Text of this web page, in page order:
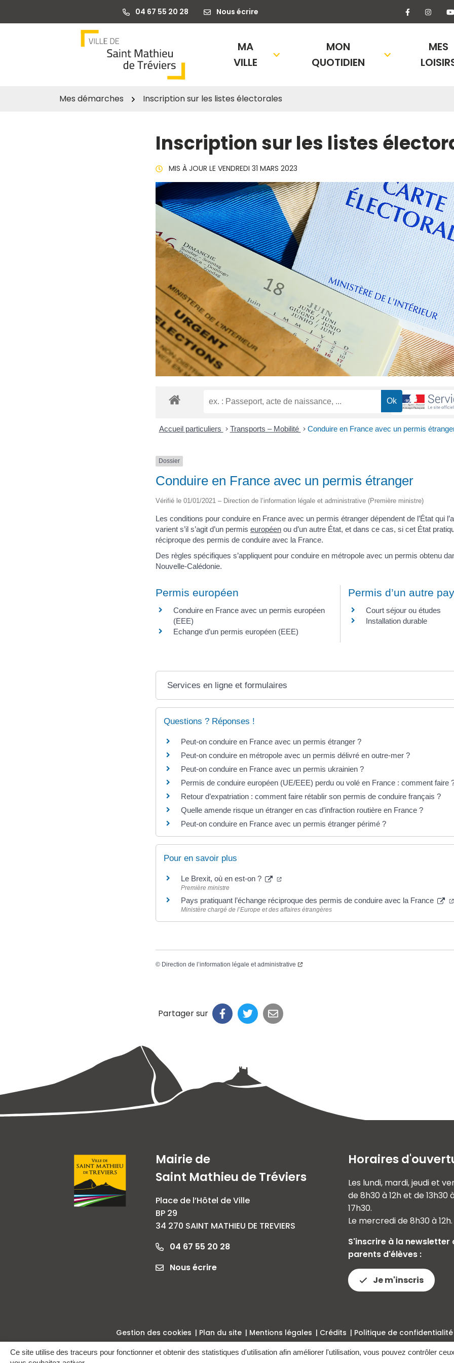
Ce site utilise des traceurs pour fonctionner et obtenir des statistiques d'utilisation afin améliorer l'utilisation, vous pouvez contrôler
04 67 55 20 28 Nous écrire Lien vers
Lien
MA
VILLE
MON
QUOTIDIEN
MES
Mes démarches Inscription sur les listes électorales
Inscription sur les listes
MIS À JOUR LE VENDREDI 31 MARS 2023
Accueil particuliers > Transports – Mobilité > Conduire en France avec un permis
Dossier
Conduire en France avec un permis étranger
Vérifié le 01/01/2021 – Direction de l’information légale et administrative (Première ministre)
Les conditions pour conduire en France avec un permis étranger dépendent de l’État qui
varient s’il s’agit d’un permis européen ou d’un autre État, et dans ce cas, si cet État
réciproque des permis de conduire avec la France.
Des règles spécifiques s’appliquent pour conduire en métropole avec un permis obtenu
Nouvelle-Calédonie.
Permis européen
Conduire en France avec un permis européen
(EEE)
Echange d’un permis européen (EEE)
Permis d’un autre
Court séjour ou études
Installation durable
Services en ligne et formulaires
Questions ? Réponses !
Peut-on conduire en France avec un permis étranger ?
Peut-on conduire en métropole avec un permis délivré en outre-mer ?
Peut-on conduire en France avec un permis ukrainien ?
Permis de conduire européen (UE/EEE) perdu ou volé en France : comment faire
Retour d’expatriation : comment faire rétablir son permis de conduire français ?
Quelle amende risque un étranger en cas d’infraction routière en France ?
Peut-on conduire en France avec un permis étranger périmé ?
Pour en savoir plus
Le Brexit, où en est-on ?
Première ministre
Pays pratiquant l’échange réciproque des permis de conduire avec la France
Ministère chargé de l’Europe et des affaires étrangères
© Direction de l’information légale et administrative
Partager sur
Mairie de
Saint Mathieu de Tréviers
Place de l’Hôtel de Ville
BP 29
34 270 SAINT MATHIEU DE TREVIERS
04 67 55 20 28
Nous écrire
Horaires
Les lundi, mardi, jeudi et
de 8h30 à 12h et de 13h30
17h30.
Le mercredi de 8h30 à 12h.
S'inscrire à la newsletter
parents d'élèves :
Je m'inscris
Gestion des cookies Plan du site Mentions légales Crédits Politique de confidentialité